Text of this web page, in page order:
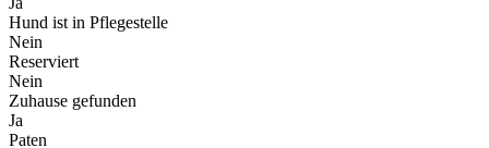
Hund ist in Pflegestelle
Nein
Reserviert
Nein
Zuhause gefunden
Ja
Paten